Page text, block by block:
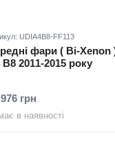
UDIA4B8-FF113
фари ( Bi-Xenon
B8 2011-2015 року
грн
в наявності